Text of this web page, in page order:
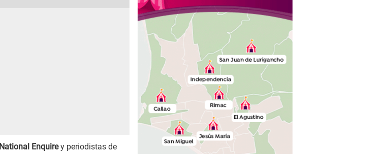
National Enquirey periodistas de